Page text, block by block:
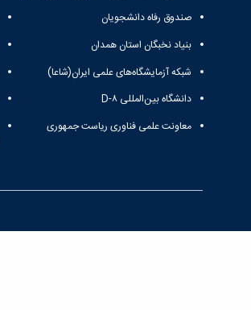
صندوق رفاه دانشجویان
بنیاد نخبگان استان همدان
شبکه آزمایشگاه‌های علمی ایران(شاعا)
دانشگاه بین‌المللی D-۸
معاونت علمی فناوری ریاست جمهوری